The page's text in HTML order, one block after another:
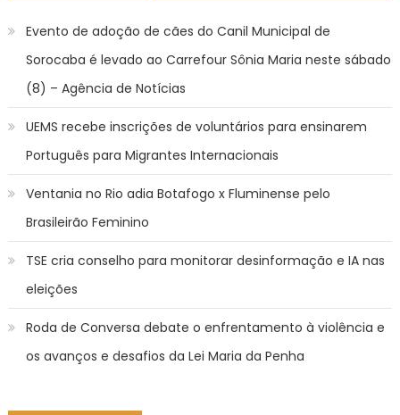
Evento de adoção de cães do Canil Municipal de
Sorocaba é levado ao Carrefour Sônia Maria neste sábado
(8) – Agência de Notícias
UEMS recebe inscrições de voluntários para ensinarem
Português para Migrantes Internacionais
Ventania no Rio adia Botafogo x Fluminense pelo
Brasileirão Feminino
TSE cria conselho para monitorar desinformação e IA nas
eleições
Roda de Conversa debate o enfrentamento à violência e
os avanços e desafios da Lei Maria da Penha